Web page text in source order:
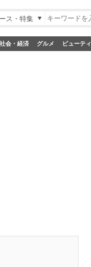
ス・特集
社会・経済 グルメ ビューティ